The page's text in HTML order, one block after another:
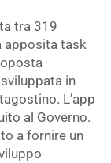
tra 319
apposita task
in
L’app
al Governo.
a fornire un